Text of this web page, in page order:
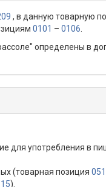
, в данную товарную
0101 – 0106
определены в
для употребления в
(товарная позиция
).